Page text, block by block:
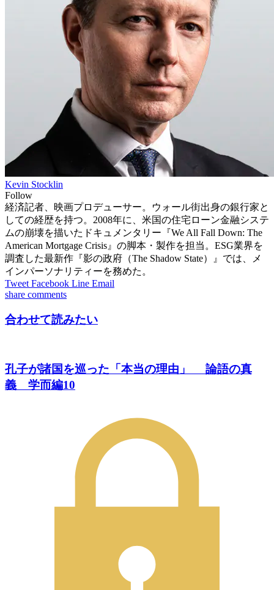
Kevin Stocklin
Follow
経済記者、映画プロデューサー。ウォール街出身の銀行家と
しての経歴を持つ。2008年に、米国の住宅ローン金融システ
ムの崩壊を描いたドキュメンタリー『We All Fall Down: The
American Mortgage Crisis』の脚本・製作を担当。ESG業界を
調査した最新作『影の政府（The Shadow State）』では、メ
インパーソナリティーを務めた。
Tweet Facebook Line Email
share comments
合わせて読みたい
孔子が諸国を巡った「本当の理由」 論語の真
義 学而編10